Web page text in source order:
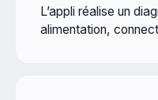
L’appli réalise un
alimentation,